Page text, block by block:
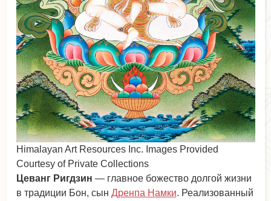
Himalayan Art Resources Inc. Images Provided
Courtesy of Private Collections
Цеванг Ригдзин — главное божество долгой жизни
в традиции Бон, сын Дренпа Намки. Реализованный